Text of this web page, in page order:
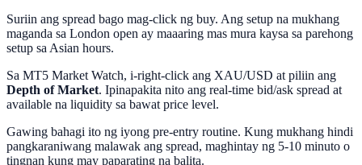
Suriin ang spread bago mag-click ng buy. Ang setup na mukhang
maganda sa London open ay maaaring mas mura kaysa sa parehong
setup sa Asian hours.
Sa MT5 Market Watch, i-right-click ang XAU/USD at piliin ang
Depth of Market. Ipinapakita nito ang real-time bid/ask spread at
available na liquidity sa bawat price level.
Gawing bahagi ito ng iyong pre-entry routine. Kung mukhang hindi
pangkaraniwang malawak ang spread, maghintay ng 5-10 minuto o
tingnan kung may paparating na balita.